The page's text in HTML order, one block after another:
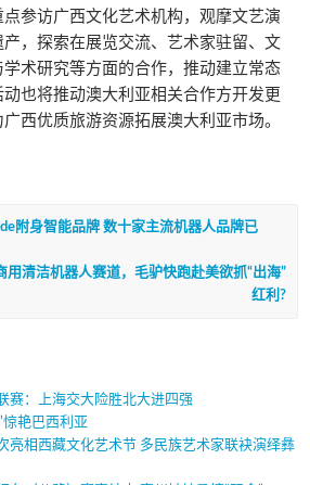
参访广西文化艺术机构，观摩文艺演
，探索在展览交流、艺术家驻留、文
术研究等方面的合作，推动建立常态
也将推动澳大利亚相关合作方开发更
西优质旅游资源拓展澳大利亚市场。
附身智能品牌 数十家主流机器人品牌已
用清洁机器人赛道，毛驴快跑赴美欲抓“出海”
红利?
赛：上海交大险胜北大进四强
惊艳巴西利亚
亮相西藏文化艺术节 多民族艺术家联袂演绎彝